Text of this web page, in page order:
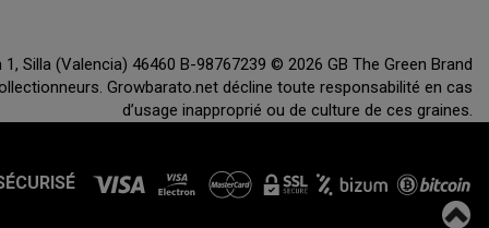
1, Silla (Valencia) 46460 B-98767239 © 2026 GB The Green Brand
Growbarato.net décline toute responsabilité en cas
d’usage inapproprié ou de culture de ces graines.